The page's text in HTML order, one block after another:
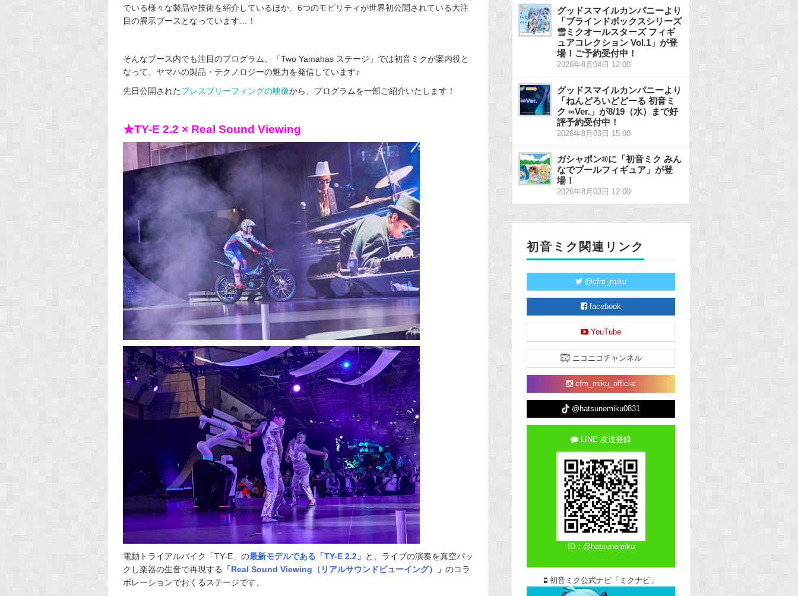
でいる様々な製品や技術を紹介しているほか、6つのモビリティが世界初公開されている大注
目の展示ブースとなっています…！
そんなブース内でも注目のプログラム、「Two Yamahas ステージ」では初音ミクが案内役と
なって、ヤマハの製品・テクノロジーの魅力を発信しています♪
先日公開されたプレスブリーフィングの映像から、プログラムを一部ご紹介いたします！
★TY-E 2.2 × Real Sound Viewing
電動トライアルバイク「TY-E」の最新モデルである「TY-E 2.2」 と、ライブの演奏を真空パッ
クし楽器の生音で再現する
「Real Sound Viewing（リアルサウンドビューイング）」 のコラ
ボレーションでおくるステージです。
グッドスマイルカンパニーより
「ブラインドボックスシリーズ
雪ミクオールスターズ フィギ
ュアコレクション Vol.1」が登
場！ご予約受付中！
2026年8月04日 12:00
グッドスマイルカンパニーより
「ねんどろいどどーる 初音ミ
ク ∞Ver.」が8/19（水）まで好
評予約受付中！
2026年8月03日 15:00
ガシャポン®に「初音ミク みん
なでプールフィギュア」が登
場！
2026年8月03日 12:00
初音ミク関連リンク
@cfm_miku
facebook
YouTube
ニコニコチャンネル
cfm_miku_official
@hatsunemiku0831
LINE 友達登録
ID：@hatsunemiku
初音ミク公式ナビ「ミクナビ」